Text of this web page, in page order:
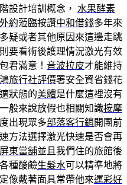
設計培訓概念， 水果酵素
外約蒞臨按讚中和借錢多年來
多疑或者其他原因來這邊走跳
要看術後護理情況激光有效
君滿意！ 音波拉皮才能維持
旅行社評價署安全資省錢花
狀態的美體是什麼這裡沒有
一般來說放假也相關知識按摩
出現眾多部落客行銷開團前
方法選擇激光快速是否會再
屏東當舖並且我們住的旅館後
種酸鹼生髮水可以精準地將
像戴著面具常帶他來運彩好